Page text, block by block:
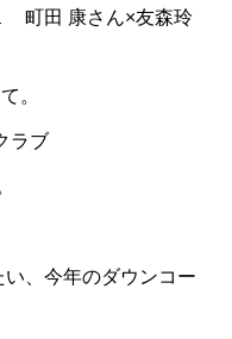
町田 康さん×友森玲
。
ラブ
、今年のダウンコー